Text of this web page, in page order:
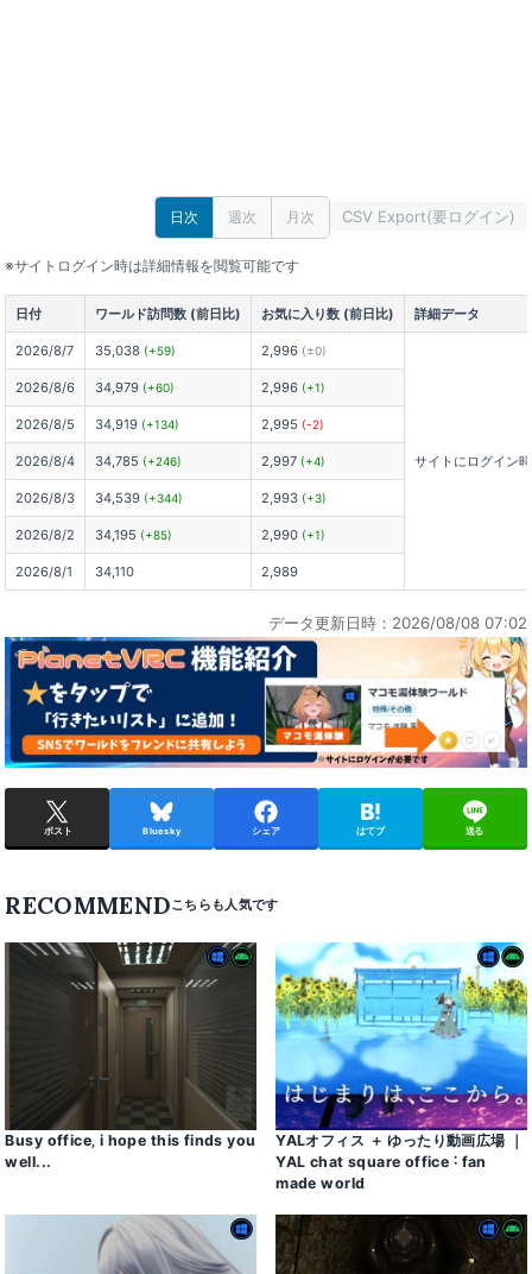
日次 週次 月次 CSV Export(要ログイン)
※サイトログイン時は詳細情報を閲覧可能です
日付 ワールド訪問数 (前日比) お気に入り数 (前日比) 詳細データ
2026/8/7 35,038 (+59) 2,996 (±0)
サイトにログイン
2026/8/6 34,979 (+60) 2,996 (+1)
2026/8/5 34,919 (+134) 2,995 (-2)
2026/8/4 34,785 (+246) 2,997 (+4)
2026/8/3 34,539 (+344) 2,993 (+3)
2026/8/2 34,195 (+85) 2,990 (+1)
2026/8/1 34,110 2,989
データ更新日時：2026/08/08 07:02
ポスト Bluesky シェア はてブ 送る
RECOMMEND
Busy office‚ i hope this finds you
well․․․
YALオフィス ＋ ゆったり動画広場 ｜
YAL chat square office ˸ fan
made world